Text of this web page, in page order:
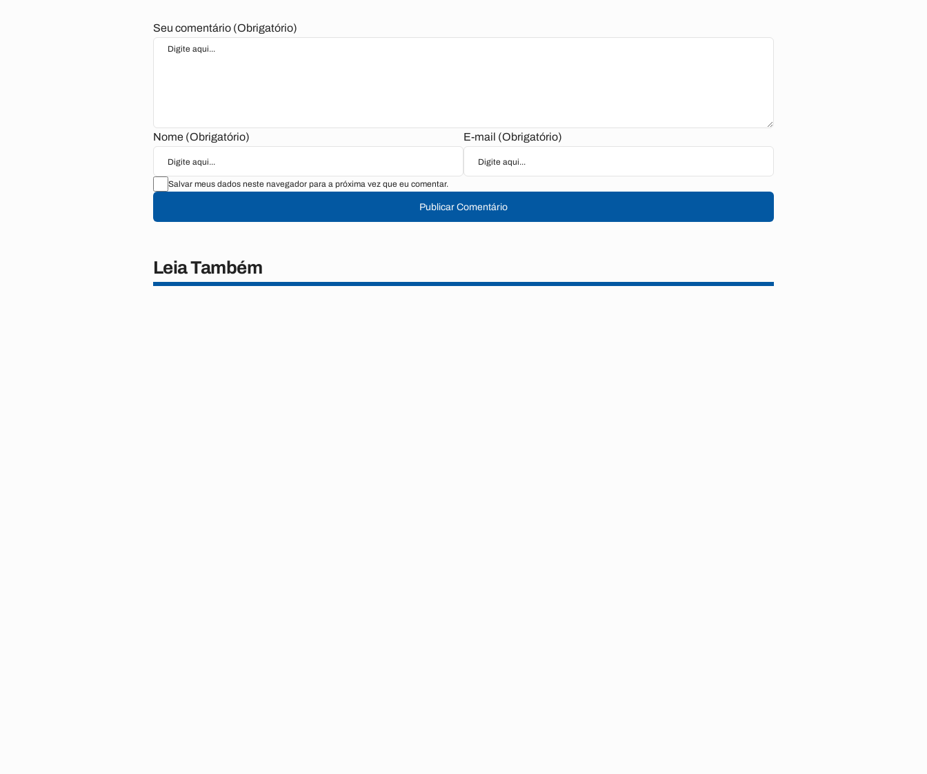
Seu comentário (Obrigatório)
Nome (Obrigatório) E-mail (Obrigatório)
Salvar meus dados neste navegador para a próxima vez que eu comentar.
Publicar Comentário
Leia Também